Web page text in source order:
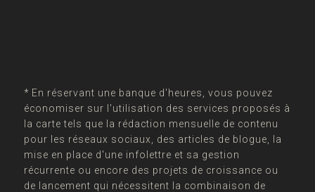
* En réservant une banque d'heures, vous pouvez
économiser sur l'utilisation des services proposés à
la carte tels que la rédaction mensuelle de contenu
pour les réseaux sociaux, des articles de blogue, la
mise en place d'une infolettre et sa gestion
récurrente ou encore des projets de croissance ou
de lancement qui nécessitent la combinaison de